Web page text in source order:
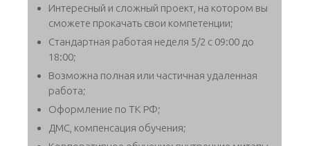
Интересный и сложный проект, на котором вы
сможете прокачать свои компетенции;
Стандартная работая неделя 5/2 с 09:00 до
18:00;
Возможна полная или частичная удаленная
работа;
Оформление по ТК РФ;
ДМС, компенсация обучения;